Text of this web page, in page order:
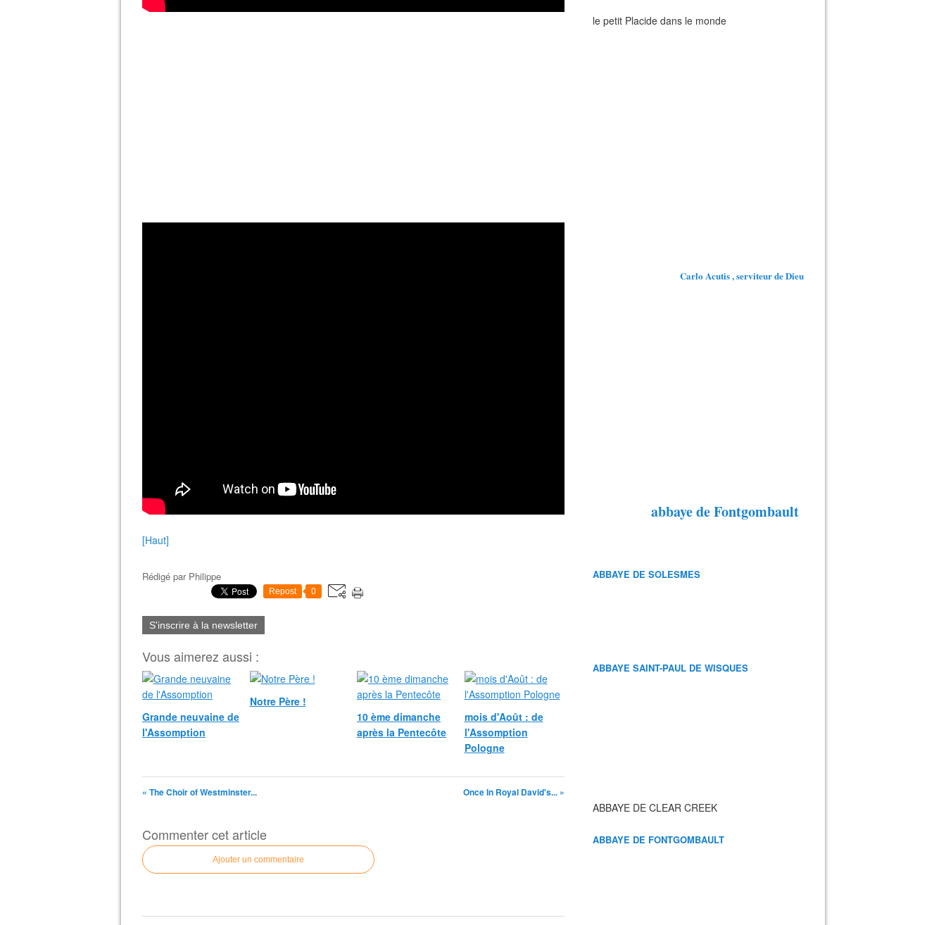
[Haut]
Rédigé par Philippe
Repost 0
S'inscrire à la newsletter
Vous aimerez aussi :
Grande neuvaine de
l'Assomption
Notre Père !
10 ème dimanche
après la Pentecôte
mois d'Août : de
l'Assomption
Pologne
« The Choir of Westminster... Once In Royal David's... »
Commenter cet article
Ajouter un commentaire
le petit Placide dans le monde
Carlo Acutis , serviteur de Dieu
abbaye de Fontgombault
ABBAYE DE SOLESMES
ABBAYE SAINT-PAUL DE WISQUES
ABBAYE DE CLEAR CREEK
ABBAYE DE FONTGOMBAULT